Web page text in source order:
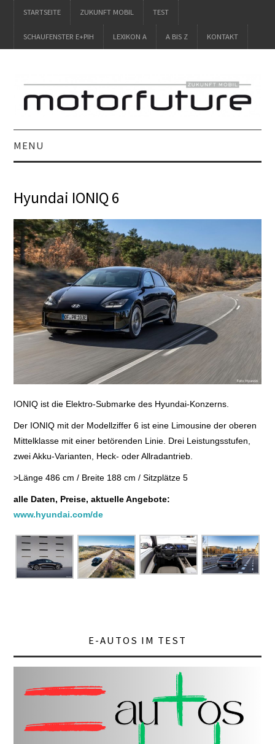
STARTSEITE ZUKUNFT MOBIL TEST
SCHAUFENSTER E+PIH LEXIKON A A BIS Z KONTAKT
MENU
ZUKUNFT MOBIL
TEST
SCHAUFENSTER
E+PIH
LEXIKON A
Hyundai IONIQ 6
IONIQ ist die Elektro-Submarke des Hyundai-Konzerns.
Der IONIQ mit der Modellziffer 6 ist eine Limousine der oberen
Mittelklasse mit einer betörenden Linie. Drei Leistungsstufen,
zwei Akku-Varianten, Heck- oder Allradantrieb.
>Länge 486 cm / Breite 188 cm / Sitzplätze 5
alle Daten, Preise, aktuelle Angebote:
www.hyundai.com/de
E-AUTOS IM TEST